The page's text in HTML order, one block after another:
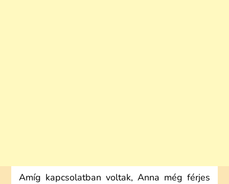
Amíg kapcsolatban voltak, Anna még férjes